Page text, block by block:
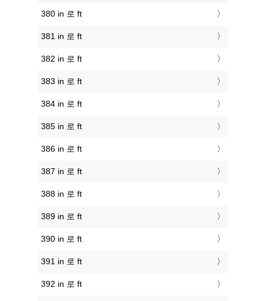
380 in 로 ft
381 in 로 ft
382 in 로 ft
383 in 로 ft
384 in 로 ft
385 in 로 ft
386 in 로 ft
387 in 로 ft
388 in 로 ft
389 in 로 ft
390 in 로 ft
391 in 로 ft
392 in 로 ft